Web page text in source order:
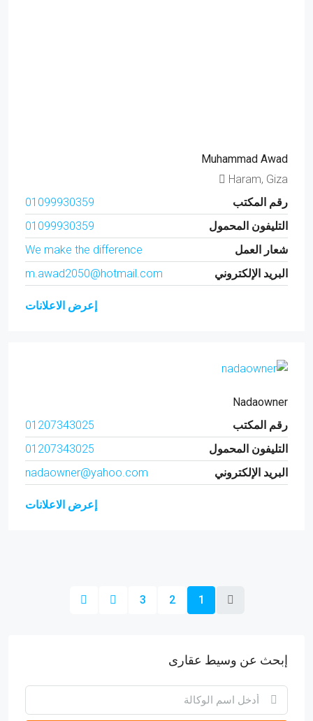
Muhammad Awad
Haram, Giza
رقم المكتب
01099930359
التليفون المحمول
01099930359
شعار العمل
We make the difference
البريد الإلكتروني
m.awad2050@hotmail.com
إعرض الاعلانات
Nadaowner
رقم المكتب
01207343025
التليفون المحمول
01207343025
البريد الإلكتروني
nadaowner@yahoo.com
إعرض الاعلانات
1
2
3
إبحث عن وسيط عقارى